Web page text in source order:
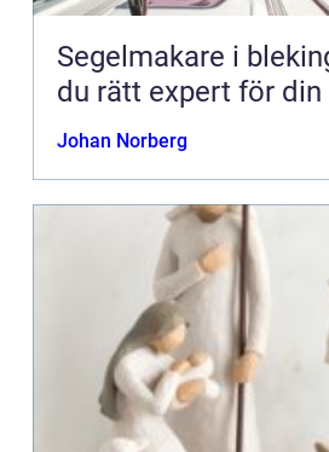
Segelmakare i blekinge så
du rätt expert för din
Johan Norberg